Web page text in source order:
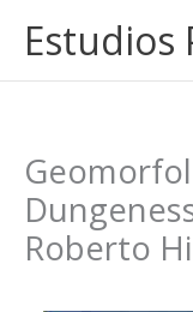
contenido
Estudios
Roberto